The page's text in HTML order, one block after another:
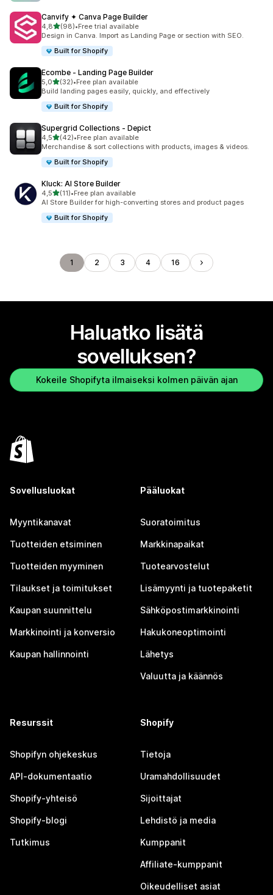
Canvify ✦ Canva Page Builder
4,8/ 5 tähteä
(98)
98 arvostelua yhteensä
•Free trial available
Design in Canva. Import as Landing Page or section with SEO.
Built for Shopify
Ecombe ‑ Landing Page Builder
5,0/ 5 tähteä
(32)
32 arvostelua yhteensä
•Free plan available
Build landing pages easily, quickly, and effectively
Built for Shopify
Supergrid Collections ‑ Depict
4,5/ 5 tähteä
(42)
42 arvostelua yhteensä
•Free plan available
Merchandise & sort collections with products, images & videos.
Built for Shopify
Kluck: AI Store Builder
4,5/ 5 tähteä
(11)
11 arvostelua yhteensä
•Free plan available
AI Store Builder for high-converting stores and product pages
Built for Shopify
1 2 3 4 16
Haluatko lisätä
sovelluksen?
Kokeile Shopifyta ilmaiseksi kolmen päivän ajan
Sovellusluokat
Myyntikanavat
Tuotteiden etsiminen
Tuotteiden myyminen
Tilaukset ja toimitukset
Kaupan suunnittelu
Markkinointi ja konversio
Kaupan hallinnointi
Pääluokat
Suoratoimitus
Markkinapaikat
Tuotearvostelut
Lisämyynti ja tuotepaketit
Sähköpostimarkkinointi
Hakukoneoptimointi
Lähetys
Valuutta ja käännös
Resurssit
Shopifyn ohjekeskus
API-dokumentaatio
Shopify-yhteisö
Shopify-blogi
Tutkimus
Shopify
Tietoja
Uramahdollisuudet
Sijoittajat
Lehdistö ja media
Kumppanit
Affiliate-kumppanit
Oikeudelliset asiat